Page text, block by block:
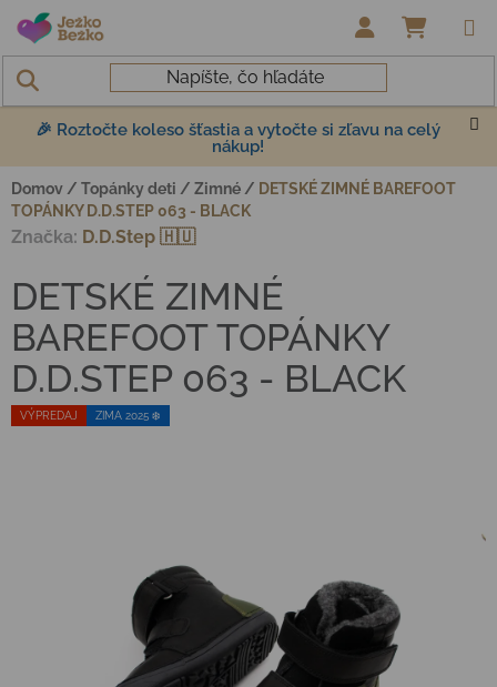
Prejsť na obsah
🎉 Roztočte koleso šťastia a vytočte si zľavu na celý
nákup!
Domov / Topánky deti / Zimné / DETSKÉ ZIMNÉ BAREFOOT
TOPÁNKY D.D.STEP 063 - BLACK
VÝPREDAJ ZIMA 2025 ❄️
DETSKÉ ZIMNÉ
BAREFOOT TOPÁNKY
D.D.STEP 063 - BLACK
Značka: D.D.Step 🇭🇺